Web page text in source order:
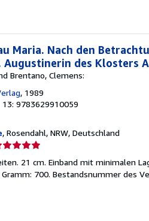
Maria. Nach den
Augustinerin des Klosters
Brentano, Clemens:
, 1989
13: 9783629910059
, Rosendahl, NRW, Deutschland
21 cm. Einband mit minimalen
700. Bestandsnummer des